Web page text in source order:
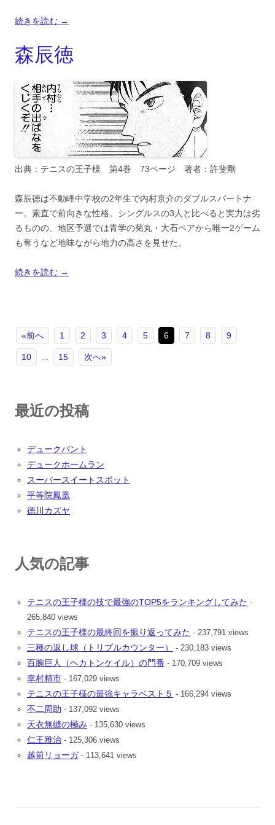
続きを読む →
森辰徳
出典：テニスの王子様 第4巻 73ページ 著者：許斐剛
森辰徳は不動峰中学校の2年生で内村京介のダブルスパートナ
ー。素直で前向きな性格。シングルスの3人と比べると実力は劣
るものの、地区予選では青学の菊丸・大石ペアから唯一2ゲーム
も奪うなど地味ながら地力の高さを見せた。
続きを読む →
«前へ 1 2 3 4 5 6 7 8 9
10 15 次へ»
最近の投稿
デュークバント
デュークホームラン
スーパースイートスポット
平等院鳳凰
徳川カズヤ
人気の記事
テニスの王子様の技で最強のTOP5をランキングしてみた -
265,840 views
テニスの王子様の最終回を振り返ってみた - 237,791 views
三種の返し球（トリプルカウンター） - 230,183 views
百腕巨人（ヘカトンケイル）の門番 - 170,709 views
幸村精市 - 167,029 views
テニスの王子様の最強キャラベスト５ - 166,294 views
不二周助 - 137,092 views
天衣無縫の極み - 135,630 views
仁王雅治 - 125,306 views
越前リョーガ- 113,641 views